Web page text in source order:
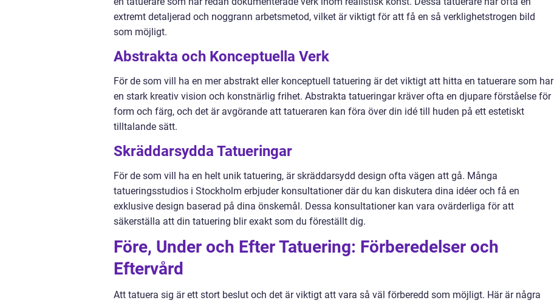
extremt detaljerad och noggrann arbetsmetod, vilket är viktigt för att få en så verklighetstrogen bild
som möjligt.
Abstrakta och Konceptuella Verk
För de som vill ha en mer abstrakt eller konceptuell tatuering är det viktigt att hitta en tatuerare som har
en stark kreativ vision och konstnärlig frihet. Abstrakta tatueringar kräver ofta en djupare förståelse för
form och färg, och det är avgörande att tatueraren kan föra över din idé till huden på ett estetiskt
tilltalande sätt.
Skräddarsydda Tatueringar
För de som vill ha en helt unik tatuering, är skräddarsydd design ofta vägen att gå. Många
tatueringsstudios i Stockholm erbjuder konsultationer där du kan diskutera dina idéer och få en
exklusive design baserad på dina önskemål. Dessa konsultationer kan vara ovärderliga för att
säkerställa att din tatuering blir exakt som du föreställt dig.
Före, Under och Efter Tatuering: Förberedelser och
Eftervård
Att tatuera sig är ett stort beslut och det är viktigt att vara så väl förberedd som möjligt. Här är några